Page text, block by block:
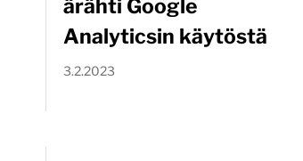
ärähti Google
Analyticsin käytöstä
3.2.2023